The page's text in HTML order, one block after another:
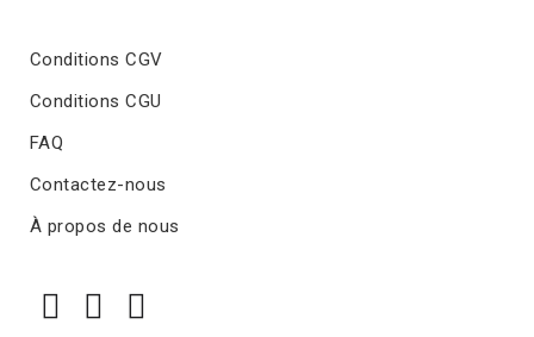
Conditions CGV
Conditions CGU
FAQ
Contactez-nous
À propos de nous